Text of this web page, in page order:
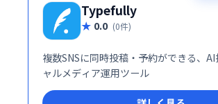
Typefully
0.0 (0件)
複数SNSに同時投稿・予約ができる、
ャルメディア運用ツール